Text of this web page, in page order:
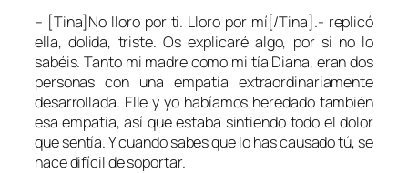
– [Tina]No lloro por ti. Lloro por mí[/Tina].- replicó
ella, dolida, triste. Os explicaré algo, por si no lo
sabéis. Tanto mi madre como mi tía Diana, eran dos
personas con una empatía extraordinariamente
desarrollada. Elle y yo habíamos heredado también
esa empatía, así que estaba sintiendo todo el dolor
que sentía. Y cuando sabes que lo has causado tú, se
hace difícil de soportar.